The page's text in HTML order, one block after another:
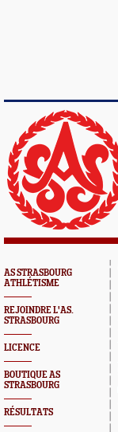
AS STRASBOURG
ATHLÉTISME
REJOINDRE L'AS.
STRASBOURG
LICENCE
BOUTIQUE AS
STRASBOURG
RÉSULTATS